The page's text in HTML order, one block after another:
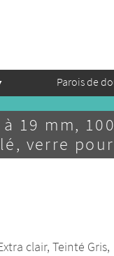
Parois de
19 mm,
verre
clair, Teinté Gris,